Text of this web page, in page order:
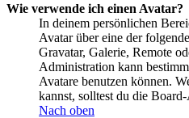
Wie verwende ich einen Avatar?
In deinem persönlichen
Avatar über eine der
Gravatar, Galerie, Remote
Administration kann
Avatare benutzen können.
kannst, solltest du die
Nach oben